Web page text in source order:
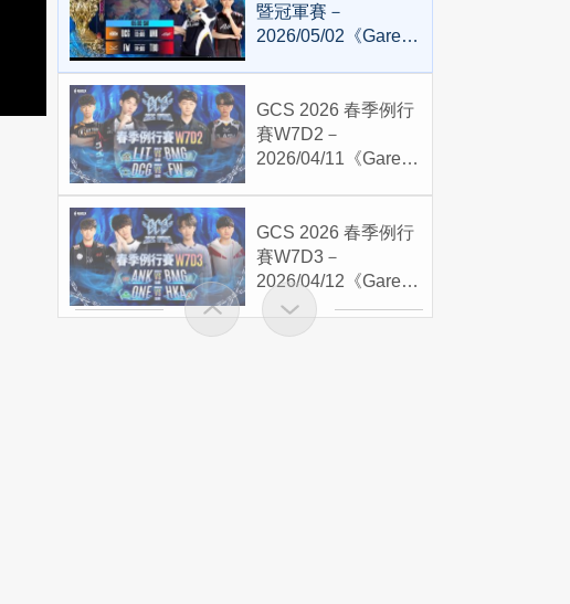
暨冠軍賽－
2026/05/02《Garena
GCS 2026 春季例行
賽W7D2－
2026/04/11《Garena
GCS 2026 春季例行
賽W7D3－
2026/04/12《Garena
傳說對決》